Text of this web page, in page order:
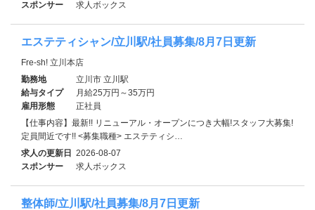
スポンサー
求人ボックス
エステティシャン/立川駅/社員募集/8月7日更新
Fre-sh! 立川本店
勤務地
立川市 立川駅
給与タイプ
月給25万円～35万円
雇用形態
正社員
【仕事内容】最新!! リニューアル・オープンにつき大幅!スタッフ大募集!
定員間近です!! <募集職種> エステティシ…
求人の更新日 2026-08-07
スポンサー
求人ボックス
整体師/立川駅/社員募集/8月7日更新